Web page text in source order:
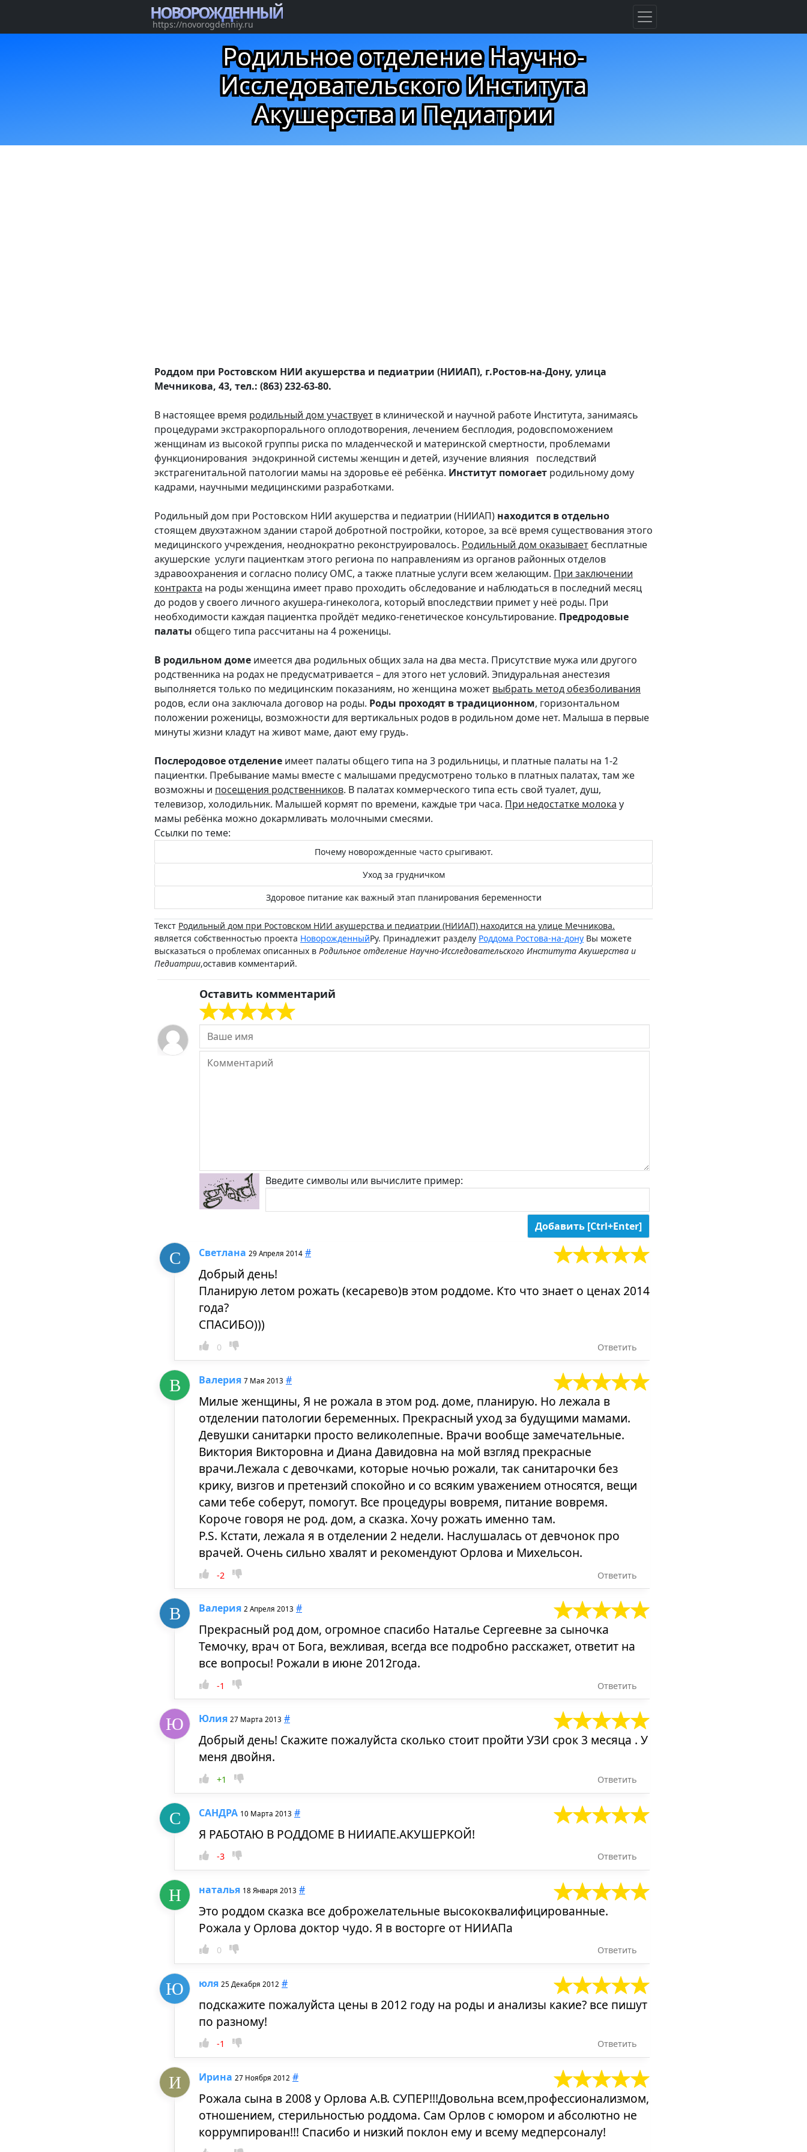
Родильное отделение Научно-
Исследовательского Института
Акушерства и Педиатрии
Роддом при Ростовском НИИ акушерства и педиатрии (НИИАП), г.Ростов-на-Дону, улица
Мечникова, 43, тел.: (863) 232-63-80.
В настоящее время родильный дом участвует в клинической и научной работе Института, занимаясь
процедурами экстракорпорального оплодотворения, лечением бесплодия, родовспоможением
женщинам из высокой группы риска по младенческой и материнской смертности, проблемами
функционирования эндокринной системы женщин и детей, изучение влияния последствий
экстрагенитальной патологии мамы на здоровье её ребёнка. Институт помогает родильному дому
кадрами, научными медицинскими разработками.
Родильный дом при Ростовском НИИ акушерства и педиатрии (НИИАП) находится в отдельно
стоящем двухэтажном здании старой добротной постройки, которое, за всё время существования этого
медицинского учреждения, неоднократно реконструировалось. Родильный дом оказывает бесплатные
акушерские услуги пациенткам этого региона по направлениям из органов районных отделов
здравоохранения и согласно полису ОМС, а также платные услуги всем желающим. При заключении
контракта на роды женщина имеет право проходить обследование и наблюдаться в последний месяц
до родов у своего личного акушера-гинеколога, который впоследствии примет у неё роды. При
необходимости каждая пациентка пройдёт медико-генетическое консультирование. Предродовые
палаты общего типа рассчитаны на 4 роженицы.
В родильном доме имеется два родильных общих зала на два места. Присутствие мужа или другого
родственника на родах не предусматривается – для этого нет условий. Эпидуральная анестезия
выполняется только по медицинским показаниям, но женщина может выбрать метод обезболивания
родов, если она заключала договор на роды. Роды проходят в традиционном, горизонтальном
положении роженицы, возможности для вертикальных родов в родильном доме нет. Малыша в первые
минуты жизни кладут на живот маме, дают ему грудь.
Послеродовое отделение имеет палаты общего типа на 3 родильницы, и платные палаты на 1-2
пациентки. Пребывание мамы вместе с малышами предусмотрено только в платных палатах, там же
возможны и посещения родственников. В палатах коммерческого типа есть свой туалет, душ,
телевизор, холодильник. Малышей кормят по времени, каждые три часа. При недостатке молока у
мамы ребёнка можно докармливать молочными смесями.
Ссылки по теме:
Почему новорожденные часто срыгивают.
Уход за грудничком
Здоровое питание как важный этап планирования беременности
Текст Родильный дом при Ростовском НИИ акушерства и педиатрии (НИИАП) находится на улице Мечникова.
является собственностью проекта НоворожденныйРу. Принадлежит разделу Роддома Ростова-на-дону Вы можете
высказаться о проблемах описанных в Родильное отделение Научно-Исследовательского Института Акушерства и
Педиатрии,оставив комментарий.
Оставить комментарий
Введите символы или вычислите пример:
Светлана 29 Апреля 2014 #
Добрый день!
Планирую летом рожать (кесарево)в этом роддоме. Кто что знает о ценах 2014
года?
СПАСИБО)))
0 Ответить
Валерия 7 Мая 2013 #
Милые женщины, Я не рожала в этом род. доме, планирую. Но лежала в
отделении патологии беременных. Прекрасный уход за будущими мамами.
Девушки санитарки просто великолепные. Врачи вообще замечательные.
Виктория Викторовна и Диана Давидовна на мой взгляд прекрасные
врачи.Лежала с девочками, которые ночью рожали, так санитарочки без
крику, визгов и претензий спокойно и со всяким уважением относятся, вещи
сами тебе соберут, помогут. Все процедуры вовремя, питание вовремя.
Короче говоря не род. дом, а сказка. Хочу рожать именно там.
P.S. Кстати, лежала я в отделении 2 недели. Наслушалась от девчонок про
врачей. Очень сильно хвалят и рекомендуют Орлова и Михельсон.
-2 Ответить
Валерия 2 Апреля 2013 #
Прекрасный род дом, огромное спасибо Наталье Сергеевне за сыночка
Темочку, врач от Бога, вежливая, всегда все подробно расскажет, ответит на
все вопросы! Рожали в июне 2012года.
-1 Ответить
Юлия 27 Марта 2013 #
Добрый день! Скажите пожалуйста сколько стоит пройти УЗИ срок 3 месяца . У
меня двойня.
+1 Ответить
САНДРА 10 Марта 2013 #
Я РАБОТАЮ В РОДДОМЕ В НИИАПЕ.АКУШЕРКОЙ!
-3 Ответить
наталья 18 Января 2013 #
Это роддом сказка все доброжелательные высококвалифицированные.
Рожала у Орлова доктор чудо. Я в восторге от НИИАПа
0 Ответить
юля 25 Декабря 2012 #
подскажите пожалуйста цены в 2012 году на роды и анализы какие? все пишут
по разному!
-1 Ответить
Ирина 27 Ноября 2012 #
Рожала сына в 2008 у Орлова А.В. СУПЕР!!!Довольна всем,профессионализмом,
отношением, стерильностью роддома. Сам Орлов с юмором и абсолютно не
коррумпирован!!! Спасибо и низкий поклон ему и всему медперсоналу!
НОВОРОЖДЕННЫЙ
https://novorogdenniy.ru